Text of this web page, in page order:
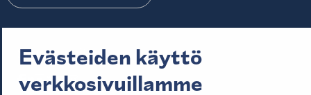
Evästeiden käyttö
verkkosivuillamme
Seuraa meitä:
Senatfastigheter på Facebook
Senatfastigheter på LinkedIn
Senatfastigheter på SlideShare
Senaten i X
Senatfastigheter på YouTube
Senatfastigheter på Instagram